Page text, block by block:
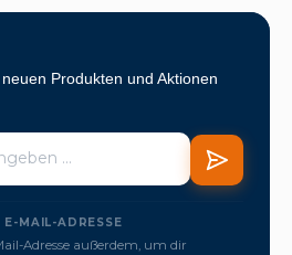
Produkten und Aktionen
E-MAIL-ADRESSE
Adresse außerdem, um dir